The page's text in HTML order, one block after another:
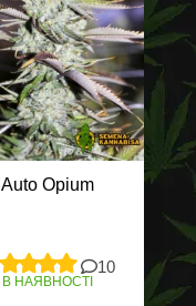
Auto Opium
10
В НАЯВНОСТІ